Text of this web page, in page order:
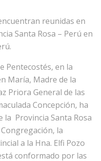
reunidas en
Santa Rosa – Perú en
Pentecostés, en la
María, Madre de la
Priora General de las
Concepción, ha
la Provincia Santa Rosa
la
a la Hna. Elfi Pozo
conformado por las